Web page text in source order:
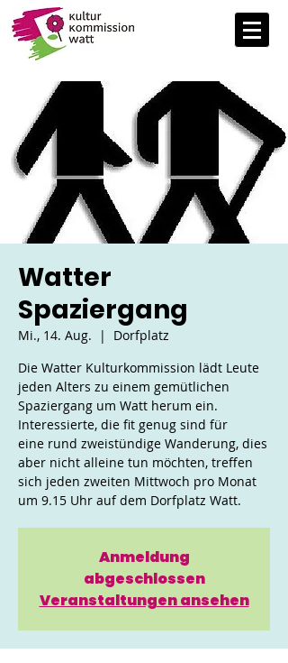
Watter
Spaziergang
Mi., 14. Aug.
  |
Dorfplatz
Die Watter Kulturkommission lädt Leute
jeden Alters zu einem gemütlichen
Spaziergang um Watt herum ein.
Interessierte, die fit genug sind für
eine rund zweistündige Wanderung, dies
aber nicht alleine tun möchten, treffen
sich jeden zweiten Mittwoch pro Monat
um 9.15 Uhr auf dem Dorfplatz Watt.
Anmeldung
abgeschlossen
Veranstaltungen ansehen